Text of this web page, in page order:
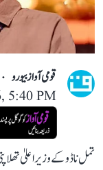
قومی آواز بیورو
5:40 PM
تمل ناڈو کے وزیر اعلیٰ